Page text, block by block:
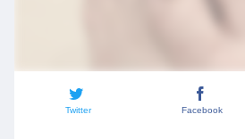
Twitter Facebook